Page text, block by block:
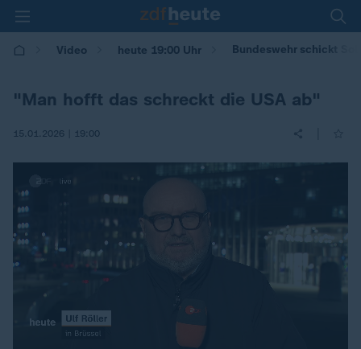
Video heute 19:00 Uhr Bundeswehr schickt
"Man hofft das schreckt die USA ab"
15.01.2026 | 19:00